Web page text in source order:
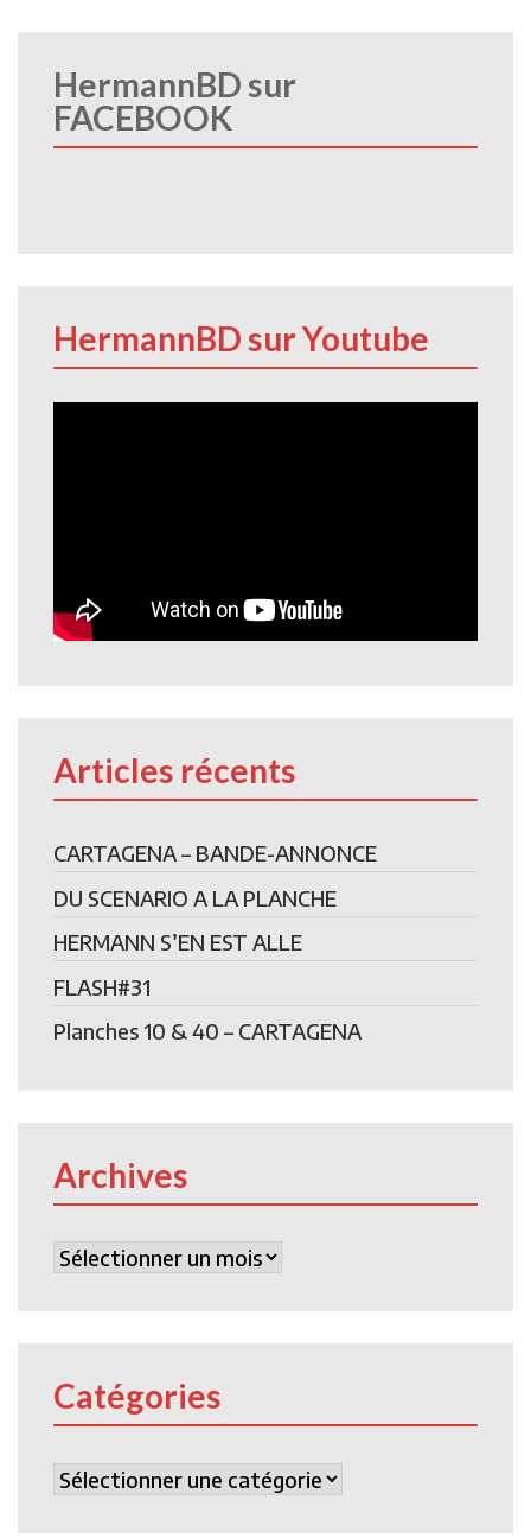
HermannBD sur
FACEBOOK
HermannBD sur Youtube
Articles récents
CARTAGENA – BANDE-ANNONCE
DU SCENARIO A LA PLANCHE
HERMANN S’EN EST ALLE
FLASH#31
Planches 10 & 40 – CARTAGENA
Archives
Archives
Catégories
Catégories